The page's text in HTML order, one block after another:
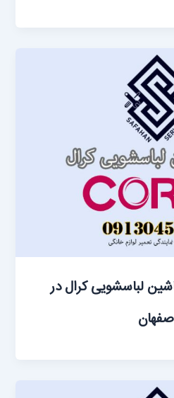
‌لباسشویی کرال در